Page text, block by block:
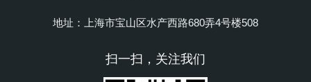
地址：上海市宝山区水产西路680弄4号楼508
扫一扫，关注我们